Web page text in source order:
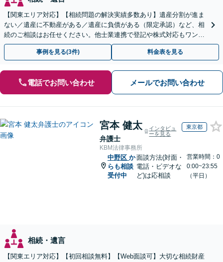
【関東エリア対応】【相続問題の解決実績多数あり】遺産分割が進ま
ない／遺産に不動産がある／遺産に負債がある（限定承認）など、相
続のご相談はお任せください。他士業連携で登記や株式対応もワンス
トップ対応します【土日祝対応可】【弁護士歴30年】
事例を見る(3件) 料金表を見る
電話でお問い合わせ メールでお問い合わせ
宮本 健太
弁護士
インタビュ
ーを見る
東京都
KBM法律事務所
中野区 か
らも相談
受付中
面談方法(対面・
電話・ビデオな
ど)は応相談
営業時間：0
0:00~23:55
（平日）
相続・遺言
【関東エリア対応】【初回相談無料】【Web面談可】大切な相続財産